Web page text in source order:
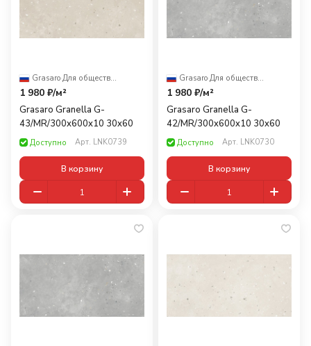
Grasaro· Для общественных помещений
1 980 ₽/м²
Grasaro Granella G-
43/MR/300x600x10 30x60
Доступно Арт. LNK0739
В корзину
Grasaro· Для общественных помещений
1 980 ₽/м²
Grasaro Granella G-
42/MR/300x600x10 30x60
Доступно Арт. LNK0730
В корзину